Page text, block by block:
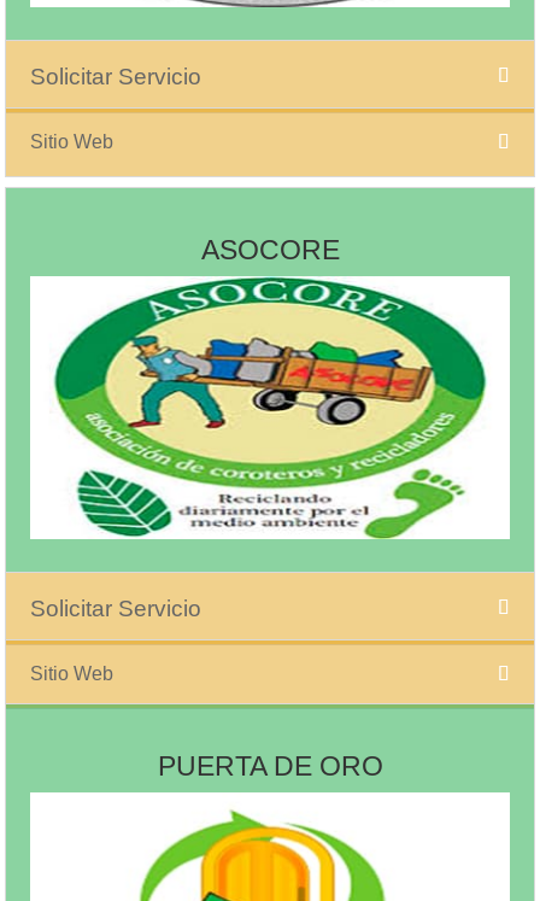
Solicitar Servicio
Sitio Web
ASOCORE
Solicitar Servicio
Sitio Web
PUERTA DE ORO